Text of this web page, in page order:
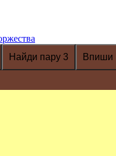
Найди пару 3 Впиши